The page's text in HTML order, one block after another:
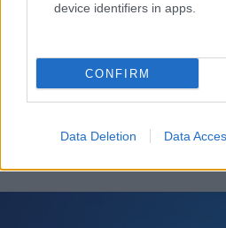
device identifiers in apps.
CONFIRM
Data Deletion Data
Αδιανόητη καταγγελία για
Έδειχνε ανήλικη και
07.08.2026